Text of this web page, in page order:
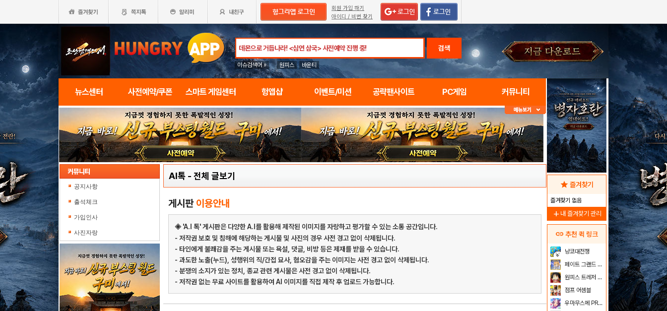
회원 가입 하기
아이디 / 비번 찾기
검색
이슈검색어 » 원피스 바운티
뉴스센터 사전예약/쿠폰 스마트 게임센터 헝앱샵 이벤트/미션 공략팬사이트 PC게임 커뮤니티
공지사항
출석체크
가입인사
사진자랑
AI톡 - 전체 글보기
게시판이용안내
◈ 'A.I 톡' 게시판은 다양한 A.I를 활용해 제작된 이미지를 자랑하고 평가할 수 있는 소통 공간입니다.
- 저작권 보호 및 침해에 해당하는 게시물 및 사진의 경우 사전 경고 없이 삭제됩니다.
- 타인에게 불쾌감을 주는 게시물 또는 욕설, 댓글, 비방 등은 제재를 받을 수 있습니다.
- 과도한 노출(누드), 성행위의 직/간접 묘사, 혐오감을 주는 이미지는 사전 경고 없이 삭제됩니다.
- 분쟁의 소지가 있는 정치, 종교 관련 게시물은 사전 경고 없이 삭제됩니다.
- 저작권 없는 무료 사이트를 활용하여 AI 이미지를 직접 제작 후 업로드 가능합니다.
star 즐겨찾기
즐겨찾기 없음
add 내 즐겨찾기 관리
link 추천 퀵 링크
냥코대전쟁
페이트 그랜드 오더
원피스 트레저 크루즈
점프 어셈블
우마무스메 PRETTY DERBY